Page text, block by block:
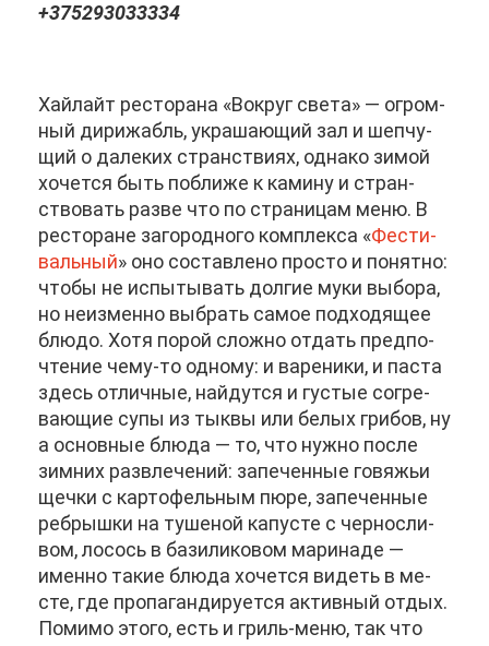
+375293033334
Хай­лайт ре­сто­ра­на «Во­круг све­та» — огром­
ный ди­ри­жабль, укра­ша­ю­щий зал и шеп­чу­
щий о да­ле­ких стран­стви­ях, од­на­ко зи­мой
хо­чет­ся быть по­бли­же к ка­ми­ну и стран­
ство­вать раз­ве что по стра­ни­цам ме­ню. В
ре­сто­ране за­го­род­но­го ком­плек­са «Фе­сти­
валь­ный» оно со­став­ле­но про­сто и по­нят­но:
что­бы не ис­пы­ты­вать дол­гие му­ки вы­бо­ра,
но неиз­мен­но вы­брать са­мое под­хо­дя­щее
блю­до. Хо­тя по­рой слож­но от­дать пред­по­
чте­ние че­му-то од­но­му: и ва­ре­ни­ки, и па­с­та
здесь от­лич­ные, най­дут­ся и гу­стые со­гре­
ва­ю­щие су­пы из тык­вы или бе­лых гри­бов, ну
а ос­нов­ные блю­да — то, что нуж­но по­сле
зим­них раз­вле­че­ний: за­пе­чен­ные го­вя­жьи
щеч­ки с кар­то­фель­ным пю­ре, за­пе­чен­ные
реб­рыш­ки на ту­ше­ной ка­пу­сте с чер­но­с­ли­
вом, ло­сось в ба­зи­ли­ко­вом ма­ри­на­де —
имен­но та­кие блю­да хо­чет­ся ви­деть в ме­
сте, где про­па­ган­ди­ру­ет­ся ак­тив­ный от­дых.
По­ми­мо это­го, есть и гриль-ме­ню, так что